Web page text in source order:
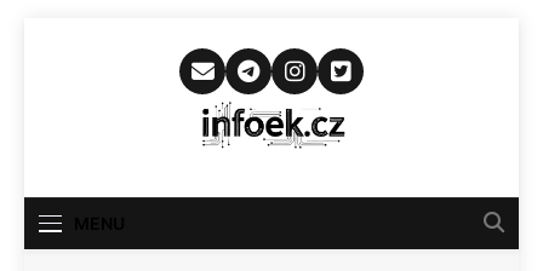
Infoek.cz
Novinkám